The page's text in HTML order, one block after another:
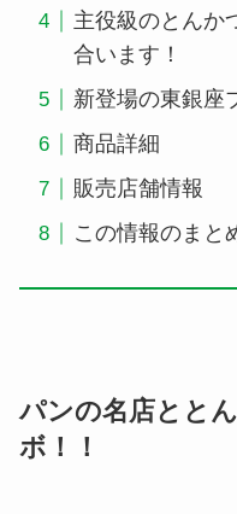
主役級のとんか
合います！
新登場の東銀座
商品詳細
販売店舗情報
この情報のまと
パンの名店とと
ボ！！